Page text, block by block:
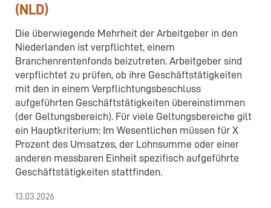
(NLD)
Die überwiegende Mehrheit der Arbeitgeber in den
Niederlanden ist verpflichtet, einem
Branchenrentenfonds beizutreten. Arbeitgeber sind
verpflichtet zu prüfen, ob ihre Geschäftstätigkeiten
mit den in einem Verpflichtungsbeschluss
aufgeführten Geschäftstätigkeiten übereinstimmen
(der Geltungsbereich). Für viele Geltungsbereiche gilt
ein Hauptkriterium: Im Wesentlichen müssen für X
Prozent des Umsatzes, der Lohnsumme oder einer
anderen messbaren Einheit spezifisch aufgeführte
Geschäftstätigkeiten stattfinden.
13.03.2026